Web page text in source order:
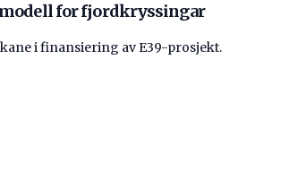
for fjordkryssingar
i finansiering av E39-prosjekt.